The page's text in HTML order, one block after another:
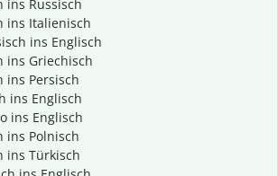
ins Russisch
ins Italienisch
ins Englisch
ins Griechisch
ins Persisch
ins Englisch
ins Englisch
ins Polnisch
ins Türkisch